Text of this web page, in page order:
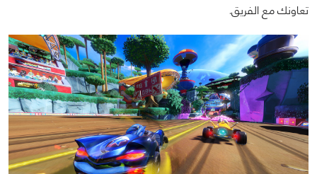
تعاونك مع الفريق.